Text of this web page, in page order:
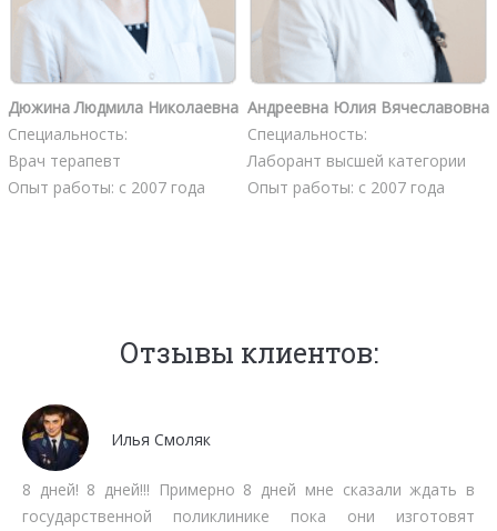
Дюжина Людмила Николаевна
Специальность:
Врач терапевт
Опыт работы: с 2007 года
Андреевна Юлия Вячеславовна
Специальность:
Лаборант высшей категории
Опыт работы: с 2007 года
Отзывы клиентов:
в
Мочалов Дмитрий
Мне как бизнесмену нет времени тратить на
очередях. Работают быстро, качественно,